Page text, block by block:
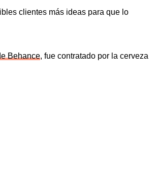
clientes más ideas para que lo
Behance, fue contratado por la cerveza